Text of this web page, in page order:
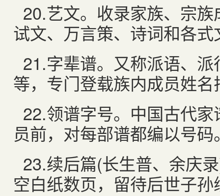
20.艺文。收录家族、宗
试文、万言策、诗词和各式
21.字辈谱。又称派语、
等，专门登载族内成员姓
22.领谱字号。中国古代
员前，对每部谱都编以号码
23.续后篇(长生普、余庆录
空白纸数页，留待后世子